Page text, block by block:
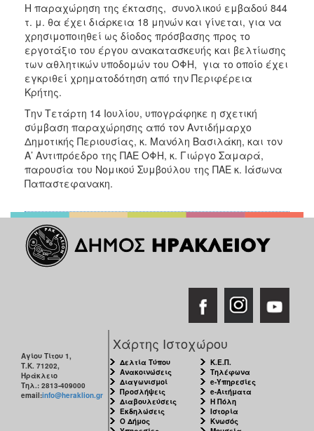
ΠΟΛΙΤΙΣΜΟΣ
ΑΝΘΕΚΤΙΚΗ
ΠΟΛΗ
Η παραχώρηση της έκτασης, συνολικού εμβαδού 844
τ. μ. θα έχει διάρκεια 18 μηνών και γίνεται, για να
χρησιμοποιηθεί ως δίοδος πρόσβασης προς το
εργοτάξιο του έργου ανακατασκευής και βελτίωσης
των αθλητικών υποδομών του ΟΦΗ, για το οποίο έχει
εγκριθεί χρηματοδότηση από την Περιφέρεια
Κρήτης.
Την Τετάρτη 14 Ιουλίου, υπογράφηκε η σχετική
σύμβαση παραχώρησης από τον Αντιδήμαρχο
Δημοτικής Περιουσίας, κ. Μανόλη Βασιλάκη, και τον
Α’ Αντιπρόεδρο της ΠΑΕ ΟΦΗ, κ. Γιώργο Σαμαρά,
παρουσία του Νομικού Συμβούλου της ΠΑΕ κ. Ιάσωνα
Παπαστεφανακη.
Αγίου Τίτου 1,
Τ.Κ. 71202,
Ηράκλειο
Τηλ.: 2813-409000
email:info@heraklion.gr
Χάρτης Ιστοχώρου
Δελτία Τύπου
Ανακοινώσεις
Διαγωνισμοί
Προσλήψεις
Διαβουλεύσεις
Εκδηλώσεις
Ο Δήμος
Κ.Ε.Π.
Τηλέφωνα
e-Υπηρεσίες
e-Αιτήματα
Η Πόλη
Ιστορία
Κνωσός